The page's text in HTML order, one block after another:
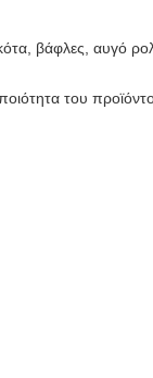
βάφλες, αυγό
του